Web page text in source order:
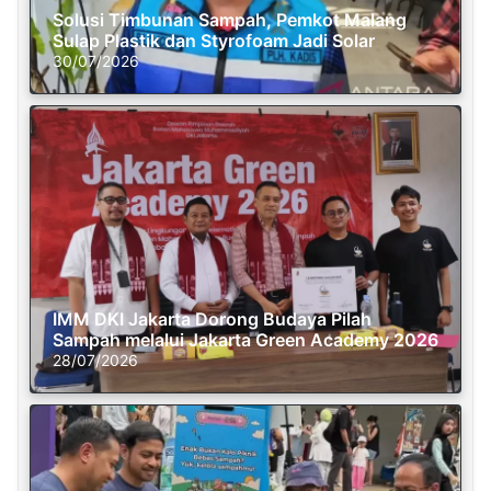
Solusi Timbunan Sampah, Pemkot Malang
Sulap Plastik dan Styrofoam Jadi Solar
30/07/2026
IMM DKI Jakarta Dorong Budaya Pilah
Sampah melalui Jakarta Green Academy 2026
28/07/2026